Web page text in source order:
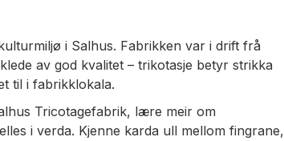
i Salhus. Fabrikken var i drift frå
av god kvalitet – trikotasje betyr strikka
til i fabrikklokala.
Tricotagefabrik, lære meir om
i verda. Kjenne karda ull mellom fingrane,